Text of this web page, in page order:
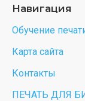
Навигация
Обучение
Карта сайта
Контакты
ПЕЧАТЬ ДЛЯ